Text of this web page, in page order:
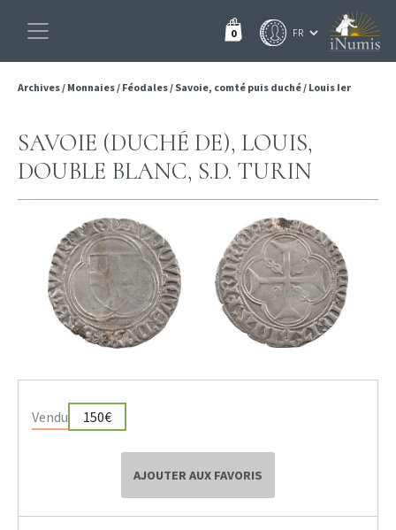
0
Archives/ Monnaies/ Féodales/ Savoie, comté puis duché/ Louis Ier
SAVOIE (DUCHÉ DE), LOUIS,
DOUBLE BLANC, S.D. TURIN
Vendu 150€
AJOUTER AUX FAVORIS